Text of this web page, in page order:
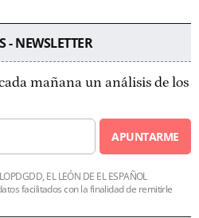
- NEWSLETTER
mañana un análisis de los
APUNTARME
EL LEÓN DE EL ESPAÑOL
facilitados con la finalidad de remitirle